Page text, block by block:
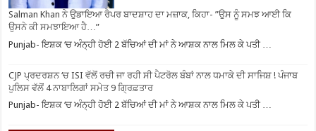
Salman Khan ਨੇ ਉਡਾਇਆ ਰੈਪਰ ਬਾਦਸ਼ਾਹ ਦਾ ਮਜ਼ਾਕ, ਕਿਹਾ- ”ਉਸ ਨੂੰ ਸਮਝ ਆਈ ਕਿ
ਉਸਨੇ ਕੀ ਸਮਝਾਇਆ ਹੈ…”
Punjab- ਇਸ਼ਕ ‘ਚ ਅੰਨ੍ਹੀ ਹੋਈ 2 ਬੱਚਿਆਂ ਦੀ ਮਾਂ ਨੇ ਆਸ਼ਕ ਨਾਲ ਮਿਲ ਕੇ ਪਤੀ …
CJP ਪ੍ਰਦਰਸ਼ਨ ‘ਚ ISI ਵੱਲੋਂ ਰਚੀ ਜਾ ਰਹੀ ਸੀ ਪੈਟਰੋਲ ਬੰਬਾਂ ਨਾਲ ਧਮਾਕੇ ਦੀ ਸਾਜਿਸ਼ ! ਪੰਜਾਬ
ਪੁਲਿਸ ਵੱਲੋਂ 4 ਨਾਬਾਲਿਗਾਂ ਸਮੇਤ 9 ਗ੍ਰਿਫ਼ਤਾਰ
Punjab- ਇਸ਼ਕ ‘ਚ ਅੰਨ੍ਹੀ ਹੋਈ 2 ਬੱਚਿਆਂ ਦੀ ਮਾਂ ਨੇ ਆਸ਼ਕ ਨਾਲ ਮਿਲ ਕੇ ਪਤੀ …